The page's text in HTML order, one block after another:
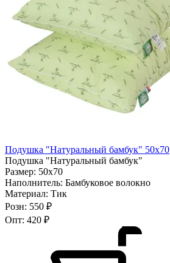
Подушка "Натуральный бамбук" 50х70
Подушка "Натуральный бамбук"
Размер: 50х70
Наполнитель: Бамбуковое волокно
Материал: Тик
Розн: 550 ₽
Опт: 420 ₽